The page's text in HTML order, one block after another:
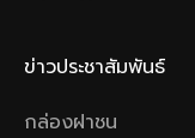
ข่าวประชาสัมพันธ์
กล่องฝาชน